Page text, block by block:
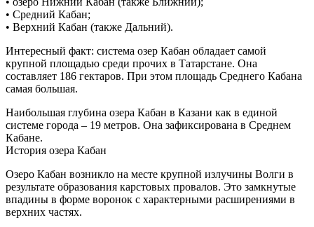
• Средний Кабан;
• Верхний Кабан (также Дальний).
Интересный факт: система озер Кабан обладает самой
крупной площадью среди прочих в Татарстане. Она
составляет 186 гектаров. При этом площадь Среднего Кабана
самая большая.
Наибольшая глубина озера Кабан в Казани как в единой
системе города – 19 метров. Она зафиксирована в Среднем
Кабане.
История озера Кабан
Озеро Кабан возникло на месте крупной излучины Волги в
результате образования карстовых провалов. Это замкнутые
впадины в форме воронок с характерными расширениями в
верхних частях.